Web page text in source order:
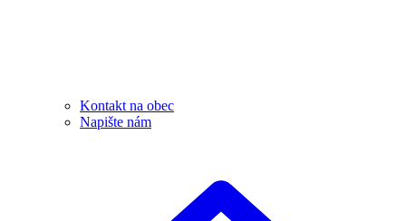
Kontakt na obec
Napište nám